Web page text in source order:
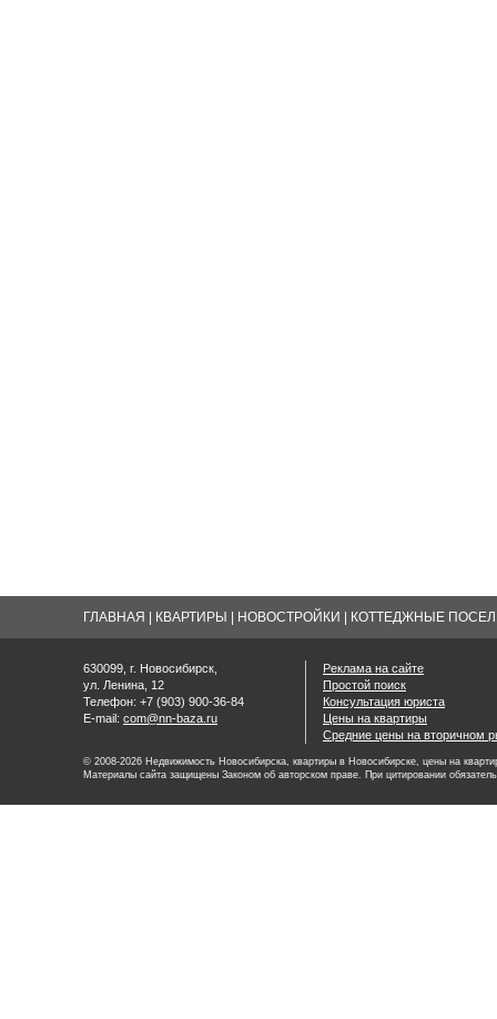
ГЛАВНАЯ КВАРТИРЫ НОВОСТРОЙКИ КОТТЕДЖНЫЕ
630099, г. Новосибирск,
ул. Ленина, 12
Телефон: +7 (903) 900-36-84
E-mail: com@nn-baza.ru
Реклама на сайте
Простой поиск
Консультация юриста
Цены на квартиры
Средние цены на вторичном
© 2008-2026 Недвижимость Новосибирска, квартиры в Новосибирске, цены на
Материалы сайта защищены Законом об авторском праве. При цитировании